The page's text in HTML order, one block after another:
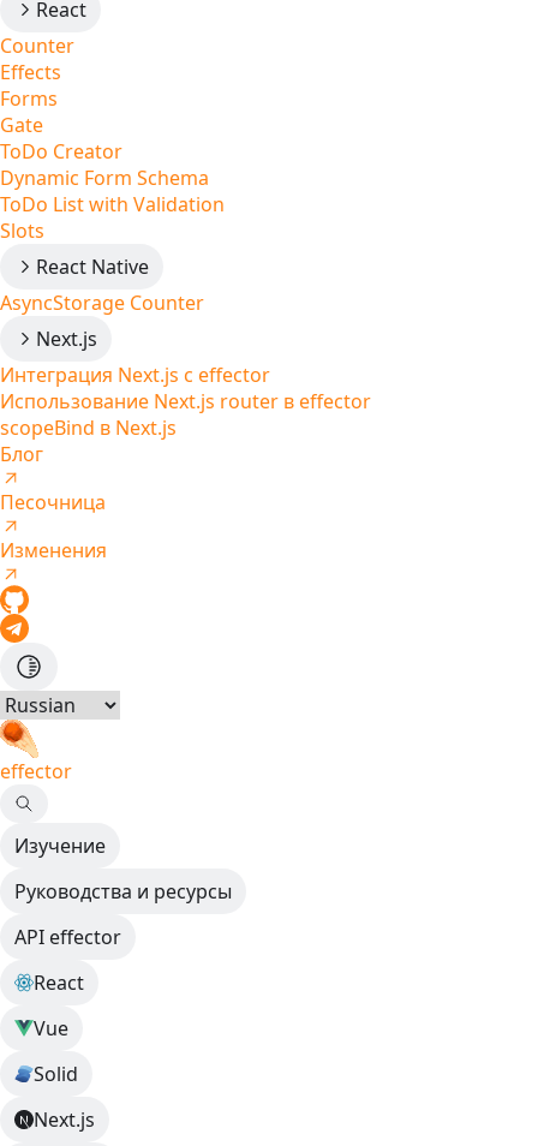
React
Counter
Effects
Forms
Gate
ToDo Creator
Dynamic Form Schema
ToDo List with Validation
Slots
React Native
AsyncStorage Counter
Next.js
Интеграция Next.js с effector
Использование Next.js router в effector
scopeBind в Next.js
Блог
Песочница
Изменения
effector
Изучение
Руководства и ресурсы
API effector
React
Vue
Solid
Next.js